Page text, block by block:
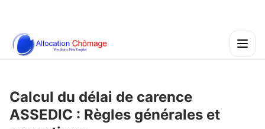
Calcul du délai de carence
ASSEDIC : Règles générales et